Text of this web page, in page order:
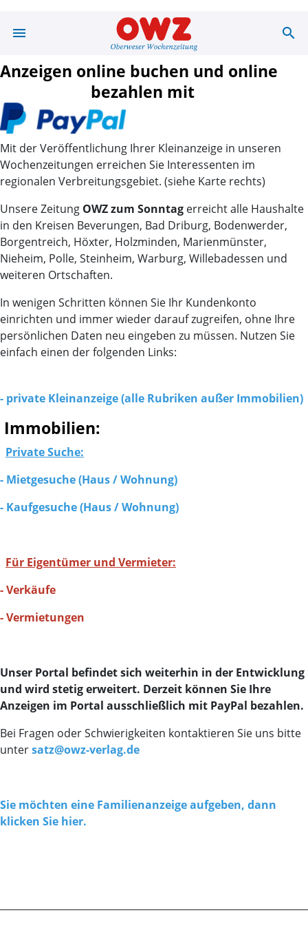
menu Anzeigenportal
search
Anzeigen online buchen und online
bezahlen mit
Mit der Veröffentlichung Ihrer Kleinanzeige in unseren
Wochenzeitungen erreichen Sie Interessenten im
regionalen Verbreitungsgebiet. (siehe Karte rechts)
Unsere Zeitung OWZ zum Sonntag erreicht alle Haushalte
in den Kreisen Beverungen, Bad Driburg, Bodenwerder,
Borgentreich, Höxter, Holzminden, Marienmünster,
Nieheim, Polle, Steinheim, Warburg, Willebadessen und
weiteren Ortschaften.
In wenigen Schritten können Sie Ihr Kundenkonto
einrichten und immer wieder darauf zugreifen, ohne Ihre
persönlichen Daten neu eingeben zu müssen. Nutzen Sie
einfach einen der folgenden Links:
- private Kleinanzeige (alle Rubriken außer Immobilien)
Immobilien:
Private Suche:
- Mietgesuche (Haus / Wohnung)
- Kaufgesuche (Haus / Wohnung)
Für Eigentümer und Vermieter:
-Verkäufe
-Vermietungen
Unser Portal befindet sich weiterhin in der Entwicklung
und wird stetig erweitert. Derzeit können Sie Ihre
Anzeigen im Portal ausschließlich mit PayPal bezahlen.
Bei Fragen oder Schwierigkeiten kontaktieren Sie uns bitte
untersatz@owz-verlag.de
Sie möchten eine Familienanzeige aufgeben, dann
klicken Sie hier.